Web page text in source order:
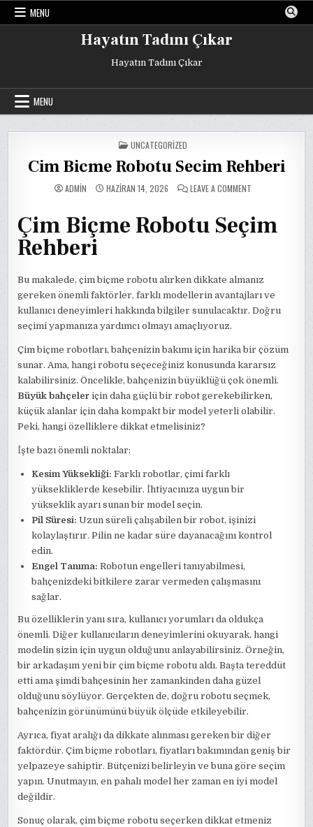
Skip
MENU
Hayatın Tadını Çıkar
Hayatın Tadını Çıkar
MENU
POSTED
IN
UNCATEGORIZED
Cim Bicme Robotu Secim Rehberi
ADMIN HAZIRAN 14, 2026 LEAVE A COMMENT
SECIM
REHBERI
Çim Biçme Robotu Seçim
Rehberi
Bu makalede, çim biçme robotu alırken dikkate almanız
gereken önemli faktörler, farklı modellerin avantajları ve
kullanıcı deneyimleri hakkında bilgiler sunulacaktır. Doğru
seçimi yapmanıza yardımcı olmayı amaçlıyoruz.
Çim biçme robotları, bahçenizin bakımı için harika bir çözüm
sunar. Ama, hangi robotu seçeceğiniz konusunda kararsız
kalabilirsiniz. Öncelikle, bahçenizin büyüklüğü çok önemli.
Büyük bahçeler için daha güçlü bir robot gerekebilirken,
küçük alanlar için daha kompakt bir model yeterli olabilir.
Peki, hangi özelliklere dikkat etmelisiniz?
İşte bazı önemli noktalar:
Kesim Yüksekliği: Farklı robotlar, çimi farklı
yüksekliklerde kesebilir. İhtiyacınıza uygun bir
yükseklik ayarı sunan bir model seçin.
Pil Süresi: Uzun süreli çalışabilen bir robot, işinizi
kolaylaştırır. Pilin ne kadar süre dayanacağını kontrol
edin.
Engel Tanıma: Robotun engelleri tanıyabilmesi,
bahçenizdeki bitkilere zarar vermeden çalışmasını
sağlar.
Bu özelliklerin yanı sıra, kullanıcı yorumları da oldukça
önemli. Diğer kullanıcıların deneyimlerini okuyarak, hangi
modelin sizin için uygun olduğunu anlayabilirsiniz. Örneğin,
bir arkadaşım yeni bir çim biçme robotu aldı. Başta tereddüt
etti ama şimdi bahçesinin her zamankinden daha güzel
olduğunu söylüyor. Gerçekten de, doğru robotu seçmek,
bahçenizin görünümünü büyük ölçüde etkileyebilir.
Ayrıca, fiyat aralığı da dikkate alınması gereken bir diğer
faktördür. Çim biçme robotları, fiyatları bakımından geniş bir
yelpazeye sahiptir. Bütçenizi belirleyin ve buna göre seçim
yapın. Unutmayın, en pahalı model her zaman en iyi model
değildir.
Sonuç olarak, çim biçme robotu seçerken dikkat etmeniz